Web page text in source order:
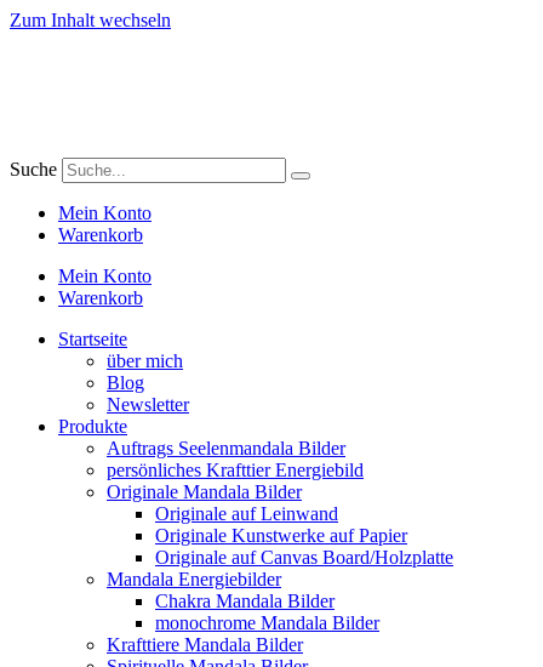
Zum Inhalt wechseln
Suche
Mein Konto
Warenkorb
Mein Konto
Warenkorb
Startseite
über mich
Blog
Newsletter
Produkte
Auftrags Seelenmandala Bilder
persönliches Krafttier Energiebild
Originale Mandala Bilder
Originale auf Leinwand
Originale Kunstwerke auf Papier
Originale auf Canvas Board/Holzplatte
Mandala Energiebilder
Chakra Mandala Bilder
monochrome Mandala Bilder
Krafttiere Mandala Bilder